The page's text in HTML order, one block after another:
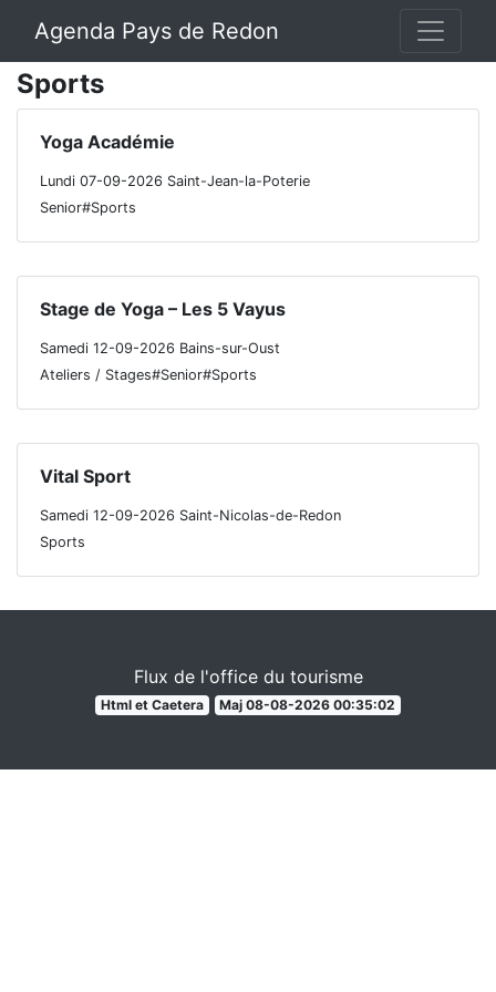
Agenda Pays de Redon
Sports
Yoga Académie
Lundi 07-09-2026 Saint-Jean-la-Poterie
Senior#Sports
Stage de Yoga – Les 5 Vayus
Samedi 12-09-2026 Bains-sur-Oust
Ateliers / Stages#Senior#Sports
Vital Sport
Samedi 12-09-2026 Saint-Nicolas-de-Redon
Sports
Flux de l'office du tourisme
Html et Caetera Maj 08-08-2026 00:35:02